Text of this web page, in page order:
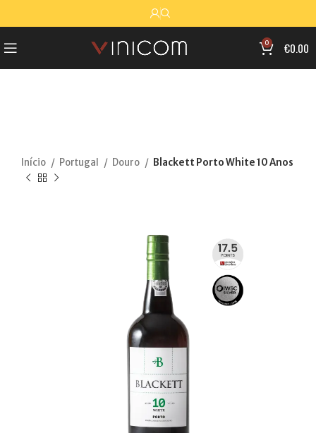
0 €0.00
Início Portugal Douro Blackett Porto White 10 Anos